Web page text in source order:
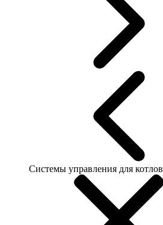
Системы управления для котлов